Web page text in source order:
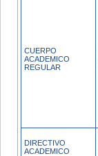
CUERPO
ACADEMICO
REGULAR
DIRECTIVO
ACADEMICO